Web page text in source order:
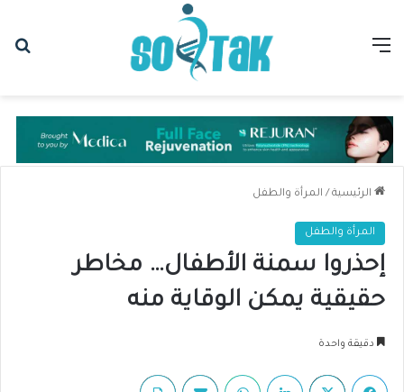
القائمة
الرئيسية / المرأة والطفل
المرأة والطفل
إحذروا سمنة الأطفال… مخاطر
حقيقية يمكن الوقاية منه
دقيقة واحدة
فيسبوك لينكدإن واتساب مشاركة عبر البريد